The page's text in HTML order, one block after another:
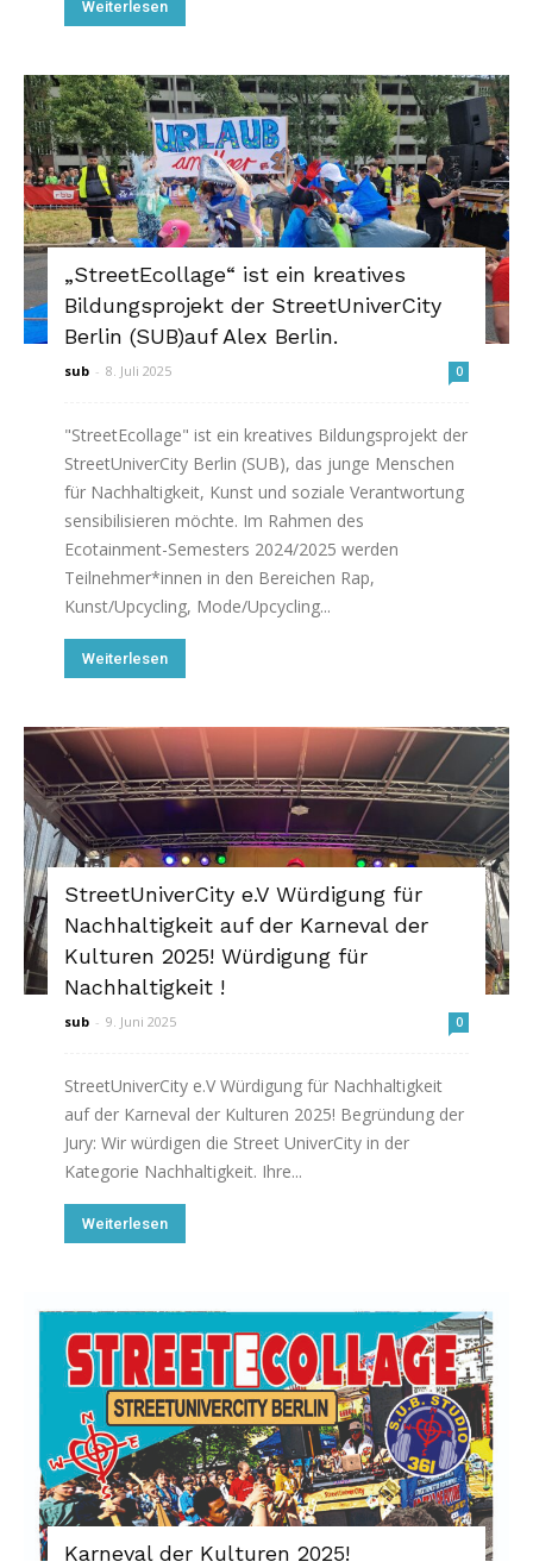
Weiterlesen
„StreetEcollage“ ist ein kreatives
Bildungsprojekt der StreetUniverCity
Berlin (SUB)auf Alex Berlin.
sub - 8. Juli 2025 0
"StreetEcollage" ist ein kreatives Bildungsprojekt der
StreetUniverCity Berlin (SUB), das junge Menschen
für Nachhaltigkeit, Kunst und soziale Verantwortung
sensibilisieren möchte. Im Rahmen des
Ecotainment-Semesters 2024/2025 werden
Teilnehmer*innen in den Bereichen Rap,
Kunst/Upcycling, Mode/Upcycling...
Weiterlesen
StreetUniverCity e.V Würdigung für
Nachhaltigkeit auf der Karneval der
Kulturen 2025! Würdigung für
Nachhaltigkeit !
sub - 9. Juni 2025 0
StreetUniverCity e.V Würdigung für Nachhaltigkeit
auf der Karneval der Kulturen 2025! Begründung der
Jury: Wir würdigen die Street UniverCity in der
Kategorie Nachhaltigkeit. Ihre...
Weiterlesen
Karneval der Kulturen 2025!